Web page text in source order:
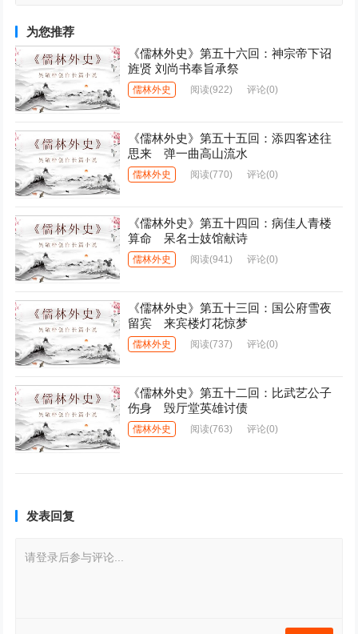
为您推荐
《儒林外史》第五十六回：神宗帝下诏
旌贤 刘尚书奉旨承祭
儒林外史 阅读(922) 评论(0)
《儒林外史》第五十五回：添四客述往
思来 弹一曲高山流水
儒林外史 阅读(770) 评论(0)
《儒林外史》第五十四回：病佳人青楼
算命 呆名士妓馆献诗
儒林外史 阅读(941) 评论(0)
《儒林外史》第五十三回：国公府雪夜
留宾 来宾楼灯花惊梦
儒林外史 阅读(737) 评论(0)
《儒林外史》第五十二回：比武艺公子
伤身 毁厅堂英雄讨债
儒林外史 阅读(763) 评论(0)
发表回复
请登录后参与评论...